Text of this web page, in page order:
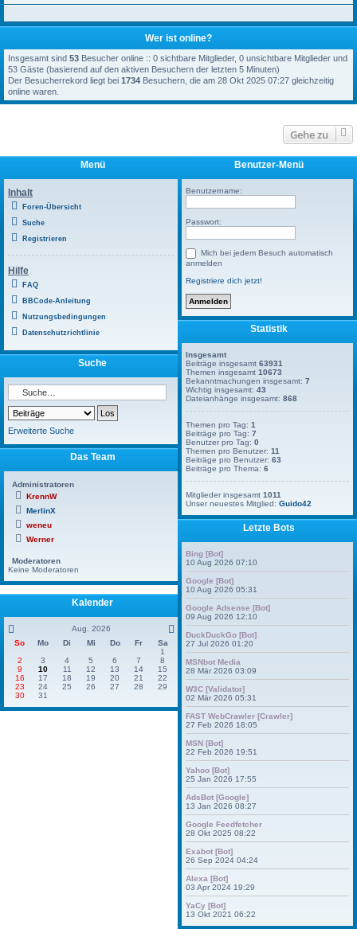
Wer ist online?
Insgesamt sind 53 Besucher online :: 0 sichtbare Mitglieder, 0 unsichtbare Mitglieder und
53 Gäste (basierend auf den aktiven Besuchern der letzten 5 Minuten)
Der Besucherrekord liegt bei 1734 Besuchern, die am 28 Okt 2025 07:27 gleichzeitig
online waren.
Gehe zu
Menü
Inhalt
Foren-Übersicht
Suche
Registrieren
Hilfe
FAQ
BBCode-Anleitung
Nutzungsbedingungen
Datenschutzrichtlinie
Suche
Erweiterte Suche
Das Team
Administratoren
KrennW
MerlinX
weneu
Werner
Moderatoren
Keine Moderatoren
Kalender
Aug. 2026
So
Mo Di Mi Do Fr
Sa
1
2
3 4 5 6 7
8
9
10 11 12 13 14
15
16
17 18 19 20 21
22
23
24 25 26 27 28
29
30
31
Benutzer-Menü
Benutzername:
Passwort:
Mich bei jedem Besuch automatisch
anmelden
Registriere dich jetzt!
Statistik
Insgesamt
Beiträge insgesamt63931
Themen insgesamt10673
Bekanntmachungen insgesamt:7
Wichtig insgesamt:43
Dateianhänge insgesamt:868
Themen pro Tag:1
Beiträge pro Tag:7
Benutzer pro Tag:0
Themen pro Benutzer:11
Beiträge pro Benutzer:63
Beiträge pro Thema:6
Mitglieder insgesamt1011
Unser neuestes Mitglied:Guido42
Letzte Bots
Bing [Bot]
10 Aug 2026 07:10
Google [Bot]
10 Aug 2026 05:31
Google Adsense [Bot]
09 Aug 2026 12:10
DuckDuckGo [Bot]
27 Jul 2026 01:20
MSNbot Media
28 Mär 2026 03:09
W3C [Validator]
02 Mär 2026 05:31
FAST WebCrawler [Crawler]
27 Feb 2026 18:05
MSN [Bot]
22 Feb 2026 19:51
Yahoo [Bot]
25 Jan 2026 17:55
AdsBot [Google]
13 Jan 2026 08:27
Google Feedfetcher
28 Okt 2025 08:22
Exabot [Bot]
26 Sep 2024 04:24
Alexa [Bot]
03 Apr 2024 19:29
YaCy [Bot]
13 Okt 2021 06:22